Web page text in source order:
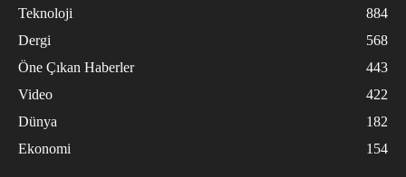
Teknoloji
884
Dergi
568
Öne Çıkan Haberler
443
Video
422
Dünya
182
Ekonomi
154